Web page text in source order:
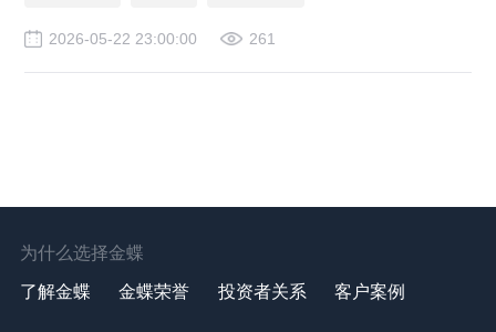
2026-05-22 23:00:00 261
为什么选择金蝶
了解金蝶 金蝶荣誉 投资者关系 客户案例